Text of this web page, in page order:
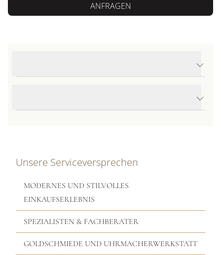
ANFRAGEN
Unsere Serviceversprechen
MODERNES UND STILVOLLES
EINKAUFSERLEBNIS
SPEZIALISTEN & FACHBERATER
GOLDSCHMIEDE UND UHRMACHERWERKSTATT